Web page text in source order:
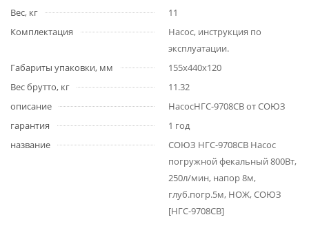
Вес, кг
11
Комплектация
Насос, инструкция по
эксплуатации.
Габариты упаковки, мм
155x440x120
Вес брутто, кг
11.32
описание
НасосНГС-9708СВ от СОЮЗ
гарантия
1 год
название
СОЮЗ НГС-9708СВ Насос
погружной фекальный 800Вт,
250л/мин, напор 8м,
глуб.погр.5м, НОЖ, СОЮЗ
[НГС-9708СВ]